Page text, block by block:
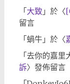
「大致 」於〈
留言
「蝸牛」於〈
「去你的嘉里
訴〉發佈留言